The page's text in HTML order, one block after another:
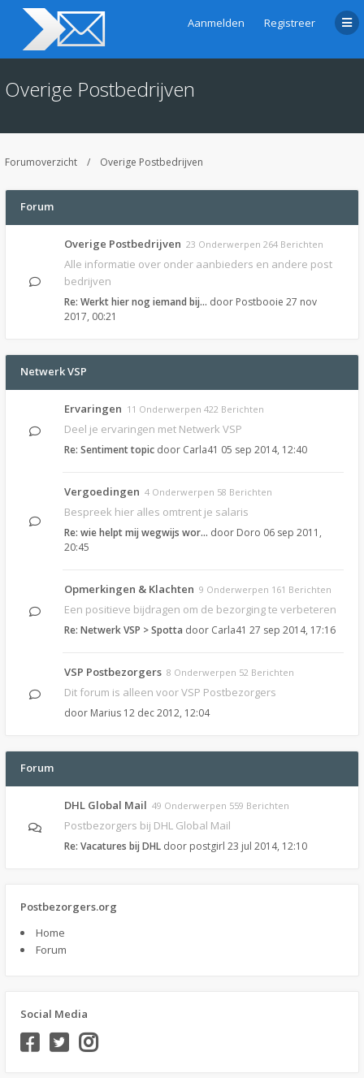
Aanmelden Registreer
Overige Postbedrijven
Forumoverzicht Overige Postbedrijven
Forum
Overige Postbedrijven 23 Onderwerpen 264 Berichten
Alle informatie over onder aanbieders en andere post
bedrijven
Re: Werkt hier nog iemand bij… door Postbooie 27 nov
2017, 00:21
Netwerk VSP
Ervaringen 11 Onderwerpen 422 Berichten
Deel je ervaringen met Netwerk VSP
Re: Sentiment topic door Carla41 05 sep 2014, 12:40
Vergoedingen 4 Onderwerpen 58 Berichten
Bespreek hier alles omtrent je salaris
Re: wie helpt mij wegwijs wor… door Doro 06 sep 2011,
20:45
Opmerkingen & Klachten 9 Onderwerpen 161 Berichten
Een positieve bijdragen om de bezorging te verbeteren
Re: Netwerk VSP > Spotta door Carla41 27 sep 2014, 17:16
VSP Postbezorgers 8 Onderwerpen 52 Berichten
Dit forum is alleen voor VSP Postbezorgers
door Marius 12 dec 2012, 12:04
Forum
DHL Global Mail 49 Onderwerpen 559 Berichten
Postbezorgers bij DHL Global Mail
Re: Vacatures bij DHL door postgirl 23 jul 2014, 12:10
Postbezorgers.org
Home
Forum
Social Media